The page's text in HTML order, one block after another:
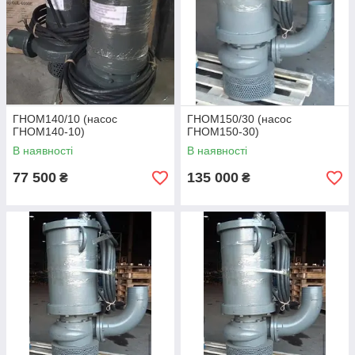
Grundfos Unilift, Flygt серії B і багато інших варіантів підбору
аналогів насосів ГНОМ.
Насоси ГНОМ. Прайс-лист, каталог і регіони
постачання.
ГНОМ140/10 (насос
ГНОМ140-10)
В наявності
77 500 ₴
ГНОМ150/30 (насос
ГНОМ150-30)
В наявності
135 000 ₴